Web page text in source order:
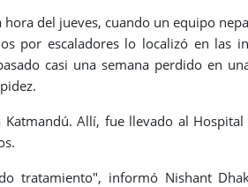
del jueves, cuando un equipo
por escaladores lo localizó en las
casi una semana perdido en
Allí, fue llevado al
tratamiento", informó Nishant